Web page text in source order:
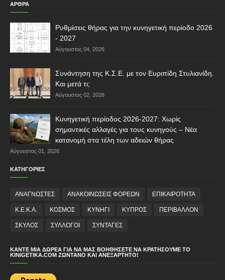
ΑΡΘΡΑ
Ρυθμίσεις θήρας για την κυνηγετική περίοδο 2026
- 2027
Αύγουστος 04, 2026
Συνάντηση της Κ.Σ.Ε. με τον Ευριπίδη Στυλιανίδη.
Και μετά τι;
Αύγουστος 02, 2026
Κυνηγετική περίοδος 2026-2027: Χωρίς
σημαντικές αλλαγές για τους κυνηγούς – Νέα
κατανομή στα τέλη των αδειών θήρας
Αύγουστος 01, 2026
ΚΑΤΗΓΟΡΙΕΣ
ΑΝΑΓΝΩΣΤΕΣ ΑΝΑΚΟΙΝΩΣΕΙΣ ΦΟΡΕΩΝ ΕΠΙΚΑΙΡΟΤΗΤΑ
Κ.Ε.Κ.Α. ΚΟΣΜΟΣ ΚΥΝΗΓΙ ΚΥΠΡΟΣ ΠΕΡΙΒΑΛΛΟΝ
ΣΚΥΛΟΣ ΣΥΛΛΟΓΟΙ ΣΥΝΤΑΓΕΣ
ΚΆΝΤΕ ΜΙΑ ΔΩΡΕΆ ΓΙΑ ΝΑ ΜΑΣ ΒΟΗΘΉΣΕΤΕ ΝΑ ΚΡΑΤΉΣΟΥΜΕ ΤΟ
KINIGETIKA.COM ΖΩΝΤΑΝΌ ΚΑΙ ΑΝΕΞΆΡΤΗΤΟ!